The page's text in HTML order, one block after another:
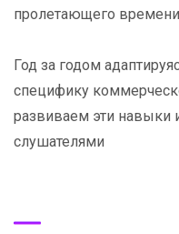
пролетающего времени
Год за годом
специфику
развиваем эти навыки
слушателями